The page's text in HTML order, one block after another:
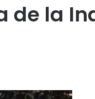
de la